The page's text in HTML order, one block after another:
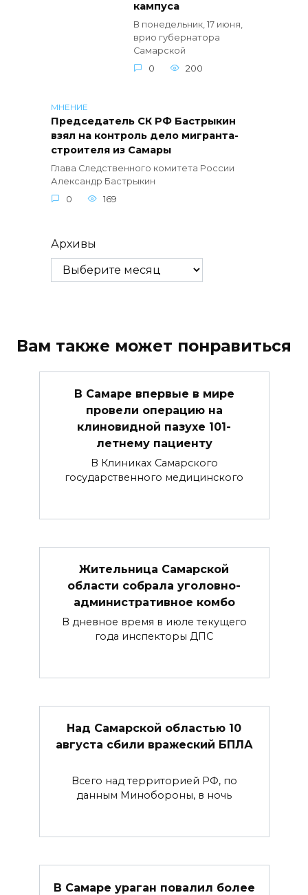
кампуса
В понедельник, 17 июня,
врио губернатора
Самарской
0
200
МНЕНИЕ
Председатель СК РФ Бастрыкин
взял на контроль дело мигранта-
строителя из Самары
Глава Следственного комитета России
Александр Бастрыкин
0
169
Архивы
Вам также может понравиться
В Самаре впервые в мире
провели операцию на
клиновидной пазухе 101-
летнему пациенту
В Клиниках Самарского
государственного медицинского
Жительница Самарской
области собрала уголовно-
административное комбо
В дневное время в июле текущего
года инспекторы ДПС
Над Самарской областью 10
августа сбили вражеский БПЛА
Всего над территорией РФ, по
данным Минобороны, в ночь
В Самаре ураган повалил более